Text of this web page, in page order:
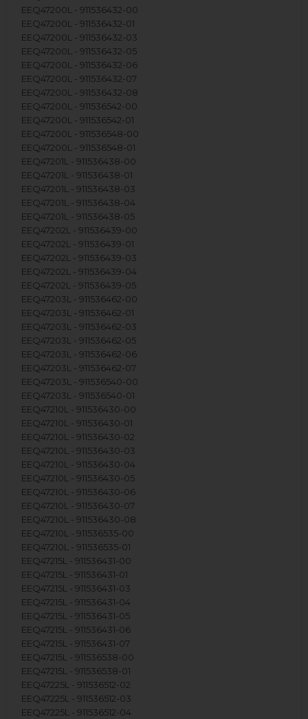
EEQ47200L - 911536432-00
EEQ47200L - 911536432-01
EEQ47200L - 911536432-03
EEQ47200L - 911536432-05
EEQ47200L - 911536432-06
EEQ47200L - 911536432-07
EEQ47200L - 911536432-08
EEQ47200L - 911536542-00
EEQ47200L - 911536542-01
EEQ47200L - 911536548-00
EEQ47200L - 911536548-01
EEQ47201L - 911536438-00
EEQ47201L - 911536438-01
EEQ47201L - 911536438-03
EEQ47201L - 911536438-04
EEQ47201L - 911536438-05
EEQ47202L - 911536439-00
EEQ47202L - 911536439-01
EEQ47202L - 911536439-03
EEQ47202L - 911536439-04
EEQ47202L - 911536439-05
EEQ47203L - 911536462-00
EEQ47203L - 911536462-01
EEQ47203L - 911536462-03
EEQ47203L - 911536462-05
EEQ47203L - 911536462-06
EEQ47203L - 911536462-07
EEQ47203L - 911536540-00
EEQ47203L - 911536540-01
EEQ47210L - 911536430-00
EEQ47210L - 911536430-01
EEQ47210L - 911536430-02
EEQ47210L - 911536430-03
EEQ47210L - 911536430-04
EEQ47210L - 911536430-05
EEQ47210L - 911536430-06
EEQ47210L - 911536430-07
EEQ47210L - 911536430-08
EEQ47210L - 911536535-00
EEQ47210L - 911536535-01
EEQ47215L - 911536431-00
EEQ47215L - 911536431-01
EEQ47215L - 911536431-03
EEQ47215L - 911536431-04
EEQ47215L - 911536431-05
EEQ47215L - 911536431-06
EEQ47215L - 911536431-07
EEQ47215L - 911536538-00
EEQ47215L - 911536538-01
EEQ47225L - 911536512-02
EEQ47225L - 911536512-03
EEQ47225L - 911536512-04